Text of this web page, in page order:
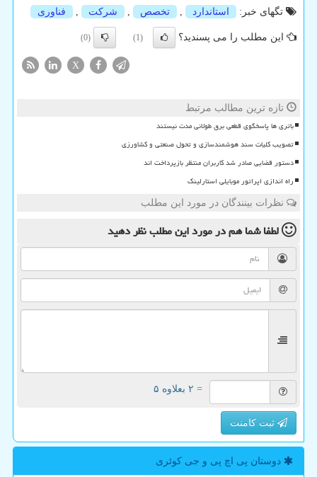
تگهای خبر: استاندارد تخصص شركت فناوری
این مطلب را می پسندید؟ (1)
(0)
X
تازه ترین مطالب مرتبط
باتری ها پاسخگوی قطعی برق طولانی مدت نیستند
تصویب کلیات سند هوشمندسازی و تحول صنعتی و کشاورزی
دستور قضایی صادر شد کاربران منتظر بازپرداخت اند
راه اندازی اپراتور موبایلی استارلینک
نظرات بینندگان در مورد این مطلب
لطفا شما همدر مورد این مطلبنظر دهید
= ۲ بعلاوه ۵
ثبت کامنت
دوستان پی اچ پی و جی كوئری